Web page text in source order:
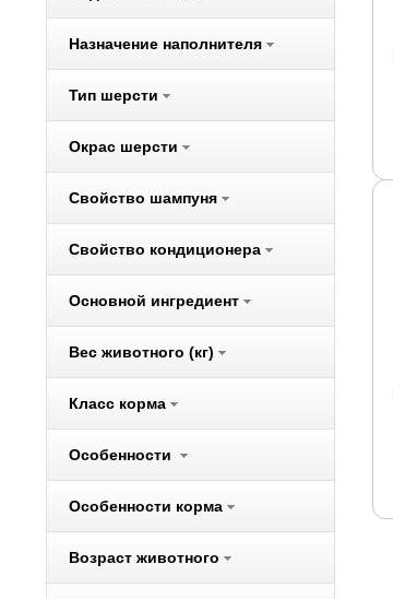
CarniLove
Cat Step
Cats Best
Chipsi
Darsi
Dezzie
Dogma
Ever Clean
Fiory
Fizzion
Flexi
Назначение наполнителя
Тип шерсти
Окрас шерсти
Свойство шампуня
Свойство кондиционера
Основной ингредиент
Вес животного (кг)
Класс корма
Особенности
Особенности корма
Возраст животного